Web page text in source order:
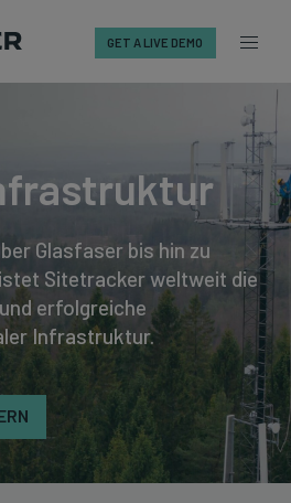
GET A LIVE DEMO
Glasfaser bis hin zu
Sitetracker weltweit die
erfolgreiche
Infrastruktur.